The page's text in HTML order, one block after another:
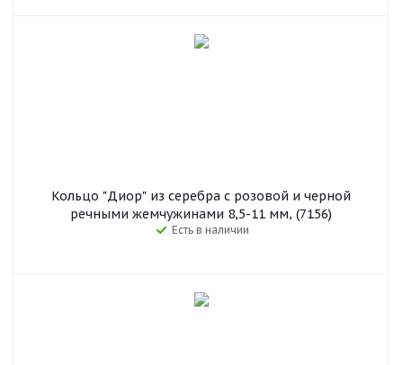
Кольцо "Диор" из серебра с розовой и черной
речными жемчужинами 8,5-11 мм, (7156)
Есть в наличии